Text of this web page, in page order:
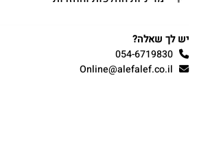
יש לך שאלה?
054-6719830
Online@alefalef.co.il